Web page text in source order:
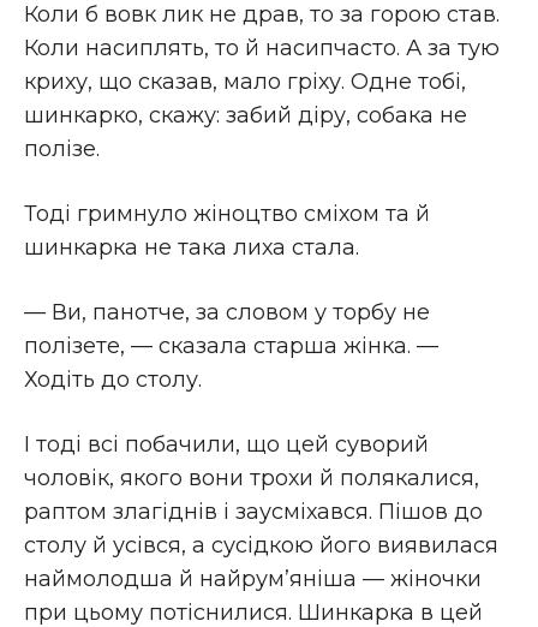
Коли б вовк лик не драв, то за горою став.
Коли насиплять, то й насипчасто. А за тую
криху, що сказав, мало гріху. Одне тобі,
шинкарко, скажу: забий діру, собака не
полізе.
Тоді гримнуло жіноцтво сміхом та й
шинкарка не така лиха стала.
— Ви, панотче, за словом у торбу не
полізете, — сказала старша жінка. —
Ходіть до столу.
І тоді всі побачили, що цей суворий
чоловік, якого вони трохи й полякалися,
раптом злагіднів і заусміхався. Пішов до
столу й усівся, а сусідкою його виявилася
наймолодша й найрум’яніша — жіночки
при цьому потіснилися. Шинкарка в цей